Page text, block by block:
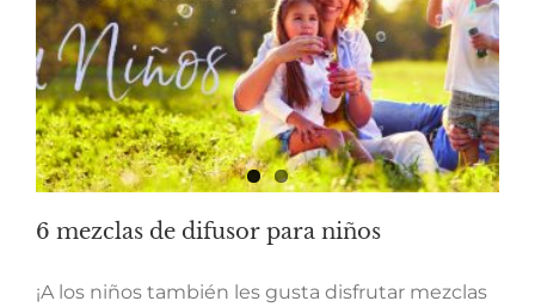
6 mezclas de difusor para niños
¡A los niños también les gusta disfrutar mezclas